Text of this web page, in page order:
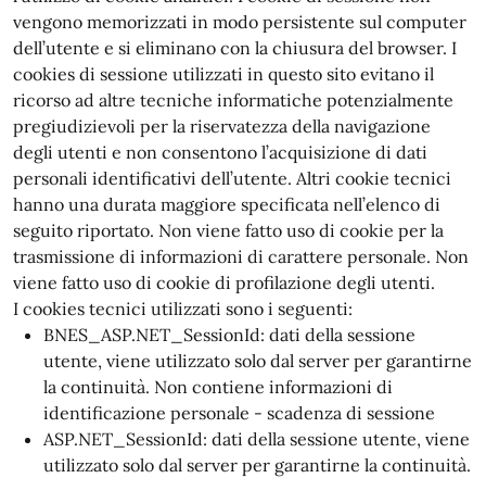
vengono memorizzati in modo persistente sul computer
dell’utente e si eliminano con la chiusura del browser. I
cookies di sessione utilizzati in questo sito evitano il
ricorso ad altre tecniche informatiche potenzialmente
pregiudizievoli per la riservatezza della navigazione
degli utenti e non consentono l’acquisizione di dati
personali identificativi dell’utente. Altri cookie tecnici
hanno una durata maggiore specificata nell’elenco di
seguito riportato. Non viene fatto uso di cookie per la
trasmissione di informazioni di carattere personale. Non
viene fatto uso di cookie di profilazione degli utenti.
I cookies tecnici utilizzati sono i seguenti:
BNES_ASP.NET_SessionId: dati della sessione
utente, viene utilizzato solo dal server per garantirne
la continuità. Non contiene informazioni di
identificazione personale - scadenza di sessione
ASP.NET_SessionId: dati della sessione utente, viene
utilizzato solo dal server per garantirne la continuità.